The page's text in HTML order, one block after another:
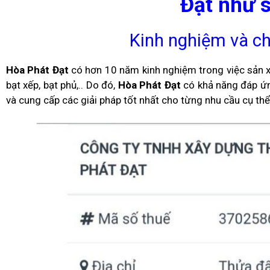
Kinh nghiệm và
Hòa Phát Đạt có hơn 10 năm kinh nghiệm trong việc sản
bạt xếp, bạt phủ,.. Do đó, Hòa Phát Đạt có khả năng đáp
và cung cấp các giải pháp tốt nhất cho từng nhu cầu cụ